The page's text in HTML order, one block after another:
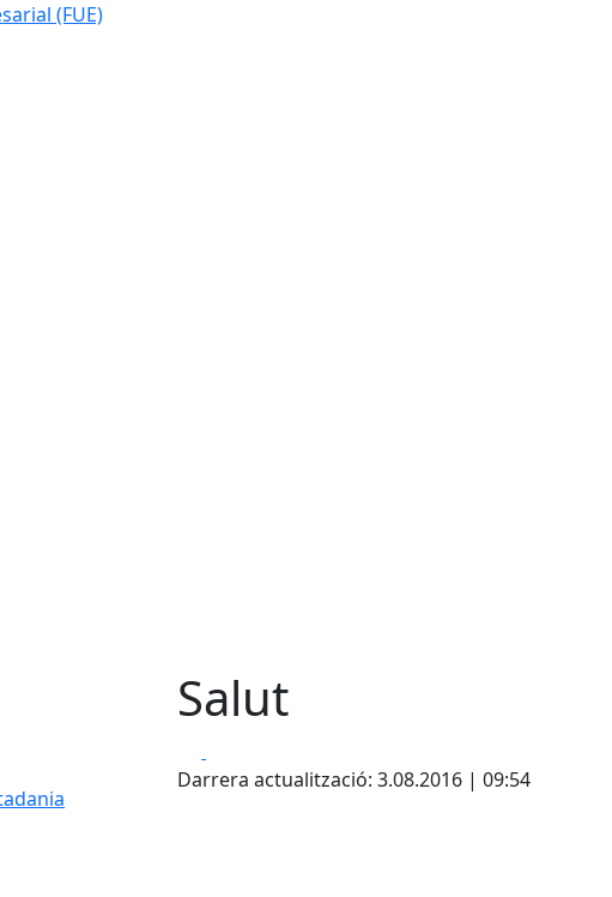
(FUE)
Salut
Darrera actualització: 3.08.2016 | 09:54